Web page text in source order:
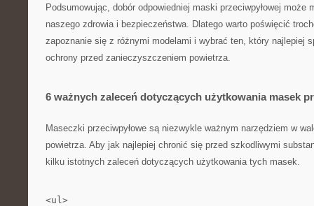
Podsumowując, dobór odpowiedniej maski przeciwpyłowej może
naszego zdrowia i bezpieczeństwa. Dlatego ⁢warto poświęcić
zapoznanie się z⁣ różnymi modelami i wybrać ten, który najlepiej
ochrony ⁢przed ⁢zanieczyszczeniem powietrza.
6 ważnych zaleceń dotyczących użytkowania masek
Maseczki przeciwpyłowe są niezwykle ważnym⁢ narzędziem w
powietrza. Aby jak najlepiej chronić się przed szkodliwymi
kilku istotnych zaleceń dotyczących użytkowania tych masek.
<ul>